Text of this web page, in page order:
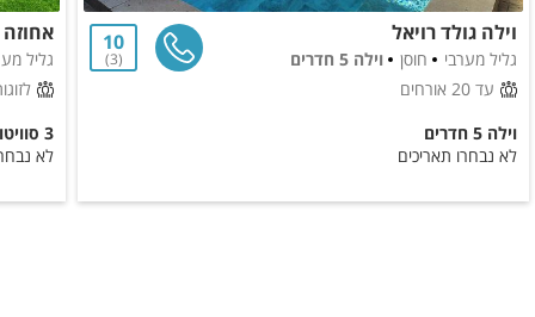
וילה גולד רויאל
גליל מערבי חוסן
וילה 5 חדרים
עד 20 אורחים
10
3
וילה 5 חדרים
לא נבחרו תאריכים
גליל
3 סוויטות
לא